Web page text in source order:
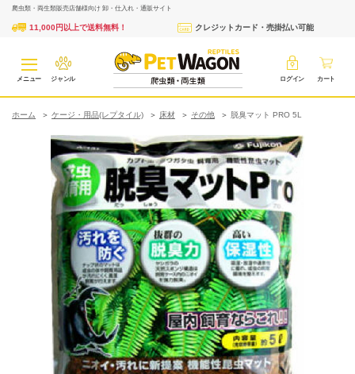
爬虫類・両生類販売店舗様向け 卸・仕入れ・通販サイト
11,000円以上で送料無料！ クレジットカード・売掛払い可能
メニュー ジャンル ログイン カート
ホーム ケージ・用品(レプタイル) 床材 その他 脱臭マット PRO 5L